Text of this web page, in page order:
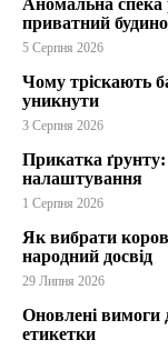
Аномальна
приватний
5 Серпня 2026
Чому тріскають
уникнути
3 Серпня 2026
Прикатка
налаштування
1 Серпня 2026
Як вибрати
народний досвід
29 Липня 2026
Оновлені вимоги
етикетки